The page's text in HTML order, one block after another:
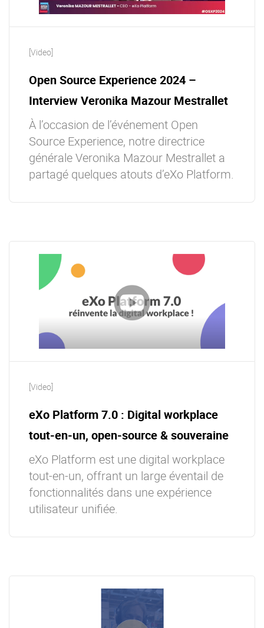
[Video]
Open Source Experience 2024 –
Interview Veronika Mazour Mestrallet
À l’occasion de l’événement Open
Source Experience, notre directrice
générale Veronika Mazour Mestrallet a
partagé quelques atouts d’eXo Platform.
[Video]
eXo Platform 7.0 : Digital workplace
tout-en-un, open-source & souveraine
eXo Platform est une digital workplace
tout-en-un, offrant un large éventail de
fonctionnalités dans une expérience
utilisateur unifiée.